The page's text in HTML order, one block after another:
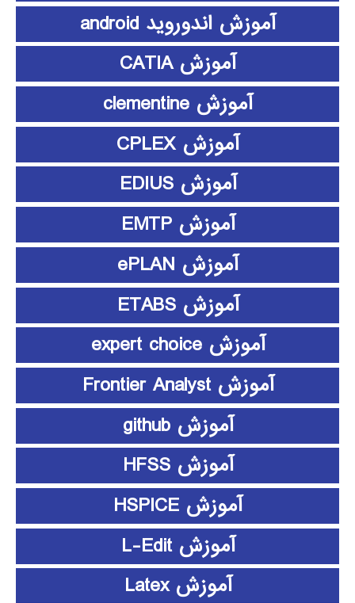
آموزش اندوروید android
آموزش CATIA
آموزش clementine
آموزش CPLEX
آموزش EDIUS
آموزش EMTP
آموزش ePLAN
آموزش ETABS
آموزش expert choice
آموزش Frontier Analyst
آموزش github
آموزش HFSS
آموزش HSPICE
آموزش L-Edit
آموزش Latex